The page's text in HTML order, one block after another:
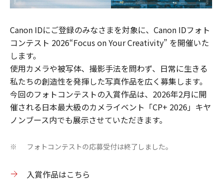
Canon IDにご登録のみなさまを対象に、Canon IDフォト
コンテスト 2026“Focus on Your Creativity” を開催いた
します。
使用カメラや被写体、撮影手法を問わず、日常に生きる
私たちの創造性を発揮した写真作品を広く募集します。
今回のフォトコンテストの入賞作品は、2026年2月に開
催される日本最大級のカメライベント「CP+ 2026」キヤ
ノンブース内でも展示させていただきます。
※ フォトコンテストの応募受付は終了しました。
入賞作品はこちら